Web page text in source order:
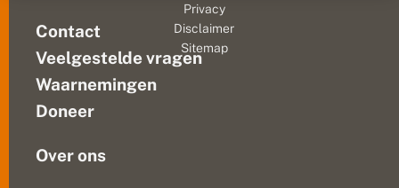
soort
komt
Veluwe
Contact
Veelgestelde vragen
Waarnemingen
Doneer
Over ons
Privacy
Disclaimer
Sitemap